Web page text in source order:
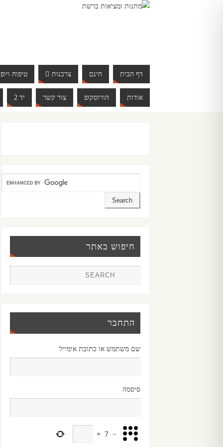
דף הבית חינם צרכנות טיפוח
אודות הורוסקופ צור קשר יד 2
חיפוש באתר
התחבר
שם משתמש או כתובת אימייל
סיסמה
−
7
=